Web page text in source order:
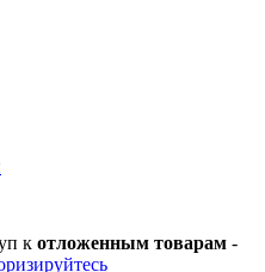
к отложенным товарам -